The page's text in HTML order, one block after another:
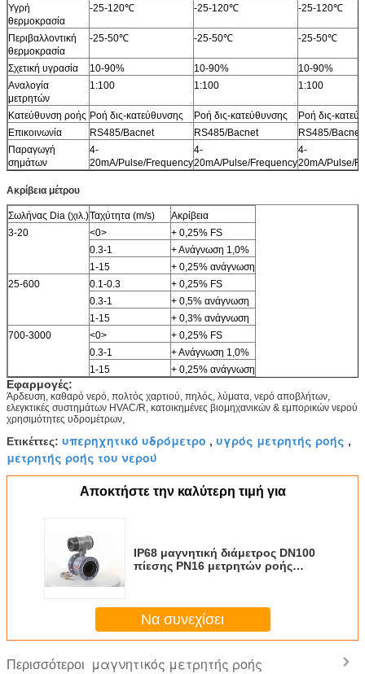
Υγρή
θερμοκρασία
-25-120℃ -25-120℃ -25-120℃
Περιβαλλοντική
θερμοκρασία
-25-50℃ -25-50℃ -25-50℃
Σχετική υγρασία 10-90% 10-90%
10-90%
Αναλογία
μετρητών
1:100 1:100 1:100
Κατεύθυνση ροής Ροή δις-κατεύθυνσης Ροή δις-κατεύθυνσης
Ροή δις-
Επικοινωνία
RS485/Bacnet RS485/Bacnet
RS485/Bacnet
Παραγωγή
σημάτων
4-
20mA/Pulse/Frequency
4-
20mA/Pulse/Frequency
4-
20mA/Pulse/
Ακρίβεια μέτρου
Σωλήνας Dia (χιλ.)Ταχύτητα (m/s)
Ακρίβεια
3-20
<0>
+ 0,25% FS
0.3-1
+ Ανάγνωση 1,0%
1-15
+ 0,25% ανάγνωση
25-600
0.1-0.3
+ 0,25% FS
0.3-1
+ 0,5% ανάγνωση
1-15
+ 0,3% ανάγνωση
700-3000
<0>
+ 0,25% FS
0.3-1
+ Ανάγνωση 1,0%
1-15
+ 0,25% ανάγνωση
Εφαρμογές:
Άρδευση, καθαρό νερό, πολτός χαρτιού, πηλός, λύματα, νερό αποβλήτων,
ελεγκτικές συστημάτων HVAC/R, κατοικημένες βιομηχανικών & εμπορικών νερού
χρησιμότητες υδρομέτρων,
Ετικέττες: υπερηχητικό υδρόμετρο , υγρός μετρητής ροής ,
μετρητής ροής του νερού
Αποκτήστε την καλύτερη τιμή για
IP68 μαγνητική διάμετρος DN100
πίεσης PN16 μετρητών ροής
Να συνεχίσει
Περισσότεροι μαγνητικός μετρητής ροής